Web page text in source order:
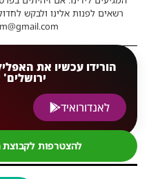
רשאים לפנות אלינו ולבקש
הורידו עכשיו את
ירושלים'
לאנדורואיד
להצטרפות לקבוצת